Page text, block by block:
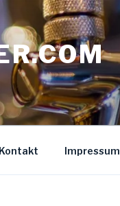
Kontakt Impressum